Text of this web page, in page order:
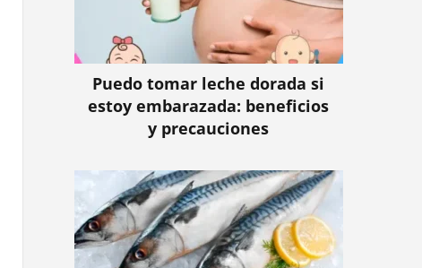
Puedo tomar leche dorada si
estoy embarazada: beneficios
y precauciones